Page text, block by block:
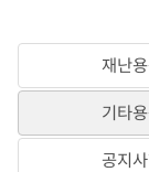
재난
기타
공지